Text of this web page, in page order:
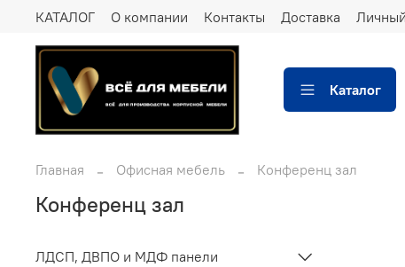
КАТАЛОГ О компании Контакты Доставка
Каталог
Главная Офисная мебель Конференц зал
Конференц зал
ЛДСП, ДВПО и МДФ панели